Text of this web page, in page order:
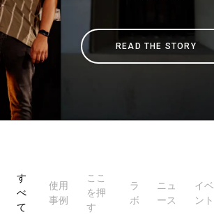
READ THE STORY
す
べ
て
使用
事例
ここ
を押
す
ラ
ボ
ニュ
ース
イベ
ント
グループ
ニュース
歴史
サスティナビリティ